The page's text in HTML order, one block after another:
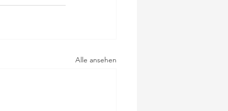
Alle ansehen